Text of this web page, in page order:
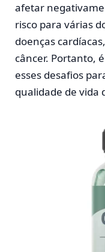
afetar
risco para várias
doenças
câncer. Portanto,
esses desafios
qualidade de vida